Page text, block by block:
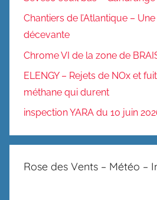
Chantiers de l’Atlantique –
décevante
Chrome VI de la zone de
ELENGY – Rejets de NOx et
méthane qui durent
inspection YARA du 10 juin
Rose des Vents – Météo –